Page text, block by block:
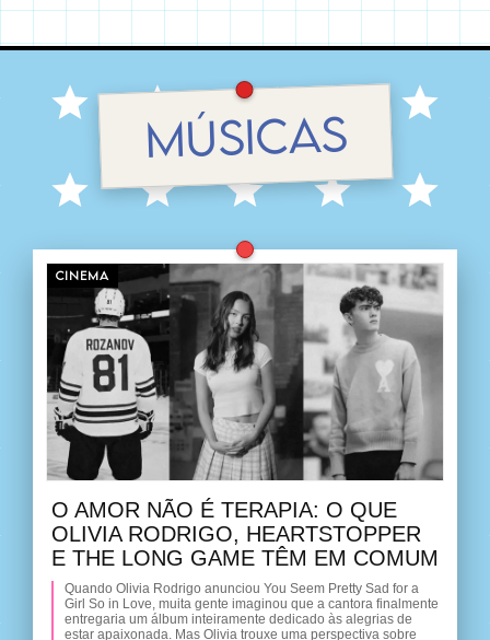
MÚSICAS
CINEMA
O AMOR NÃO É TERAPIA: O QUE
OLIVIA RODRIGO, HEARTSTOPPER
E THE LONG GAME TÊM EM COMUM
Quando Olivia Rodrigo anunciou You Seem Pretty Sad for a
Girl So in Love, muita gente imaginou que a cantora finalmente
entregaria um álbum inteiramente dedicado às alegrias de
estar apaixonada. Mas Olivia trouxe uma perspectiva sobre